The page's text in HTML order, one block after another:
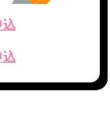
込
込